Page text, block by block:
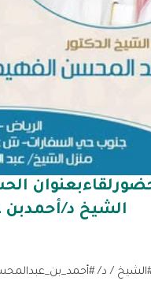
الشيخ د/أحمدبن
#الشيخ / د/